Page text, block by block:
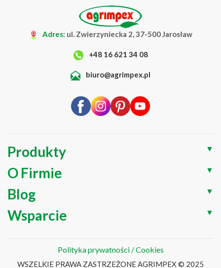
Adres: ul. Zwierzyniecka 2, 37-500 Jarosław
+48 16 621 34 08
biuro@agrimpex.pl
Produkty ▼
O Firmie ▼
Blog ▼
Wsparcie ▼
Polityka prywatności / Cookies
WSZELKIE PRAWA ZASTRZEŻONE AGRIMPEX © 2025